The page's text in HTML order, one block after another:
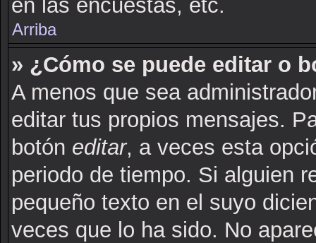
en las encuestas, etc.
Arriba
» ¿Cómo se puede editar o
A menos que sea
editar tus propios mensajes.
botón editar, a veces esta
periodo de tiempo. Si alguien
pequeño texto en el suyo
veces que lo ha sido. No